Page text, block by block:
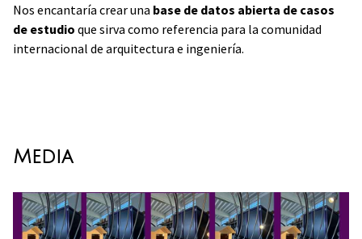
Nos encantaría crear una base de datos abierta de casos
de estudio que sirva como referencia para la comunidad
internacional de arquitectura e ingeniería.
Media